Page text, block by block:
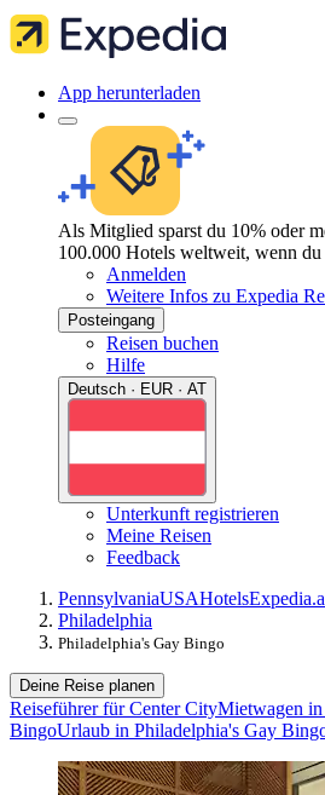
App herunterladen
Als Mitglied sparst du 10% oder
100.000 Hotels weltweit, wenn du
Anmelden
Weitere Infos zu Expedia
Posteingang
Reisen buchen
Hilfe
Deutsch · EUR · AT
Unterkunft registrieren
Meine Reisen
Feedback
PennsylvaniaUSAHotels
Philadelphia
Philadelphia's Gay Bingo
Deine Reise planen
Reiseführer für Center CityMietwagen
BingoUrlaub in Philadelphia's Gay